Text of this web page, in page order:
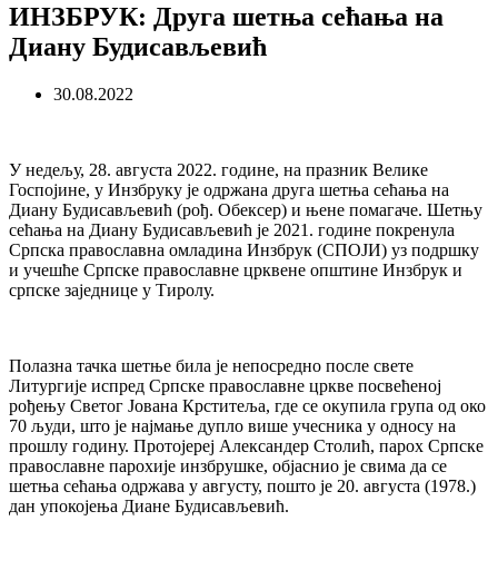
ИНЗБРУК: Друга шетња сећања на
Диану Будисављевић
30.08.2022
У недељу, 28. августа 2022. године, на празник Велике
Госпојине, у Инзбруку је одржана друга шетња сећања на
Диану Будисављевић (рођ. Обексер) и њене помагаче. Шетњу
сећања на Диану Будисављевић је 2021. године покренула
Српска православна омладина Инзбрук (СПОЈИ) уз подршку
и учешће Српске православне црквене општине Инзбрук и
српске заједнице у Тиролу.
Полазна тачка шетње била је непосредно после свете
Литургије испред Српске православне цркве посвећеној
рођењу Светог Јована Крститеља, где се окупила група од око
70 људи, што је најмање дупло више учесника у односу на
прошлу годину. Протојереј Александер Столић, парох Српске
православне парохије инзбрушке, објаснио је свима да се
шетња сећања одржава у августу, пошто је 20. августа (1978.)
дан упокојења Диане Будисављевић.